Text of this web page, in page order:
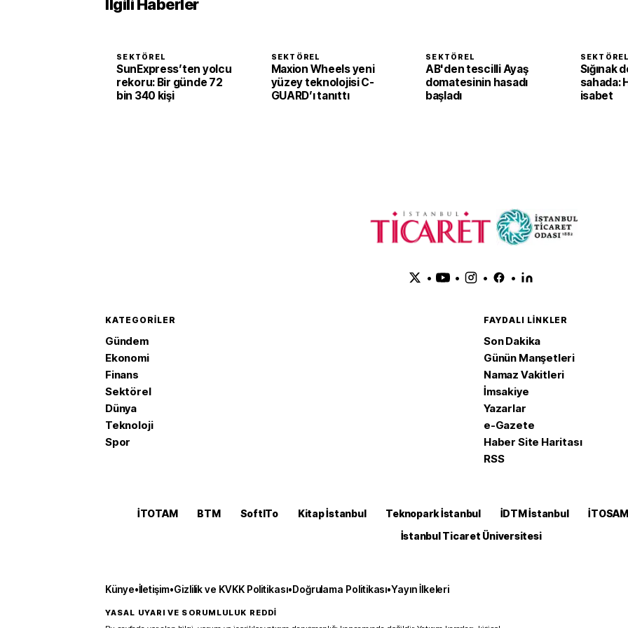
İlgili Haberler
SEKTÖREL
SunExpress’ten yolcu
rekoru: Bir günde 72
bin 340 kişi
SEKTÖREL
Maxion Wheels yeni
yüzey teknolojisi C-
GUARD’ı tanıttı
SEKTÖREL
AB'den tescilli Ayaş
domatesinin hasadı
başladı
SEKTÖREL
Sığınak
sahada:
isabet
• • • •
KATEGORILER
Gündem
Ekonomi
Finans
Sektörel
Dünya
Teknoloji
Spor
FAYDALI LINKLER
Son Dakika
Günün Manşetleri
Namaz Vakitleri
İmsakiye
Yazarlar
e-Gazete
Haber Site Haritası
RSS
İTOTAM BTM SoftITo Kitap İstanbul Teknopark İstanbul İDTM İstanbul İTOSAM
İstanbul Ticaret Üniversitesi
Künye•İletişim•Gizlilik ve KVKK Politikası•Doğrulama Politikası•Yayın İlkeleri
YASAL UYARI VE SORUMLULUK REDDİ